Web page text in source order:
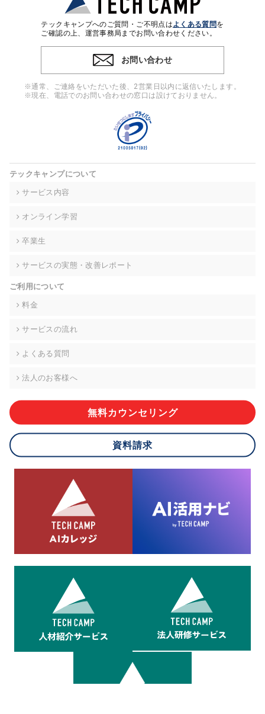
計情報の作成および利用
※上記の利用目的に基づいた本人への連絡及び配信について
4. 個人情報の第三者提供
ンをとるために、氏名等の一部の情報をサービス内で使用する
チャットツールで発信することにより、本サービスの他の利用
者等に提供することがあります。
当社は事業運営上、前項利用目的の範囲に限って個人情報を外
高い委託先を選定し、個人情報の適正管理・機密保持について
個人情報の開示等(利用目的の通知、開示、内容の訂正・追加・
て、下記の当社問合わせ窓口に申し出ることができます。その
的な期間内に対応いたします。ただし、申請が本人確認が不可
により、ご希望に添えない場合があります。 なお、アクセスロ
グなどの個人情報以外の情報については、原則として開示等は
株式会社div 個人情報問合せ窓口
メールアドレス:privacy_policy@di-v.co.jp
ご本人様が当社に個人情報を提供されるかどうかは任意による
応ができない場合があります。
8.cookieにより取得・分析した情報とその利用について
当社は第三者が運営するデータ・マネジメント・プラットフォ
ームからcookieにより収集されたウェブの閲覧機歴及びその分
析結果を取得し、これをお客様の個人データと結びつけた上
で、広告配信等の目的で利用いたします。
テックキャンプへのご質問・ご不明点はよくある質問を
ご確認の上、運営事務局までお問い合わせください。
お問い合わせ
※通常、ご連絡をいただいた後、2営業日以内に返信いたします。
※現在、電話でのお問い合わせの窓口は設けておりません。
テックキャンプについて
サービス内容
オンライン学習
卒業生
サービスの実態・改善レポート
ご利用について
料金
サービスの流れ
よくある質問
法人のお客様へ
無料カウンセリング
資料請求